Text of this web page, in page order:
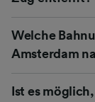
Welche
Amsterdam
Ist es